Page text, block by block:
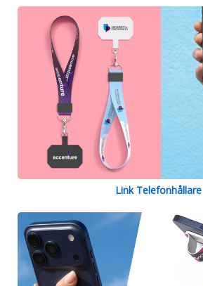
Link Telefonhållare